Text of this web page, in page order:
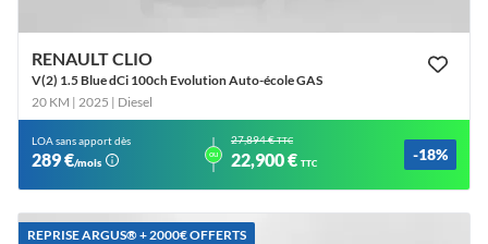
RENAULT CLIO
V(2) 1.5 Blue dCi 100ch Evolution Auto-école GAS
20 KM | 2025 | Diesel
LOA sans apport dès
289 €/mois
ou
27,894 €TTC
22,900 € TTC -18%
REPRISE ARGUS®️ + 2000€ OFFERTS